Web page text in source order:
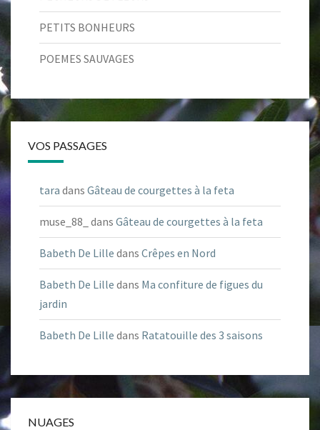
PETITS BONHEURS
POEMES SAUVAGES
VOS PASSAGES
tara dans Gâteau de courgettes à la feta
muse_88_ dans Gâteau de courgettes à la feta
Babeth De Lille dans Crêpes en Nord
Babeth De Lille dans Ma confiture de figues du
jardin
Babeth De Lille dans Ratatouille des 3 saisons
NUAGES